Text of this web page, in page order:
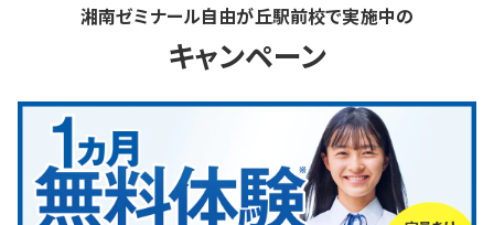
校舎一覧
入試情報
湘南ゼミナール自由が丘駅前校で実施中の
キャンペーン